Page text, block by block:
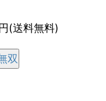
(送料無料)
双